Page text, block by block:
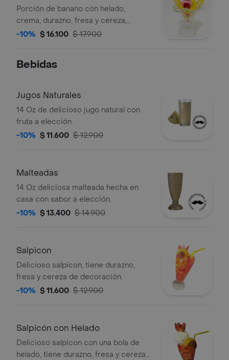
Porción de banano con helado,
crema, durazno, fresa y cereza,
decorado con chispas de colores.
-10% $ 16.100 $ 17.900
Bebidas
Jugos Naturales
14 Oz de delicioso jugo natural con
fruta a elección.
-10% $ 11.600 $ 12.900
Malteadas
14 Oz deliciosa malteada hecha en
casa con sabor a elección.
-10% $ 13.400 $ 14.900
Salpicon
Delicioso salpicon, tiene durazno,
fresa y cereza de decoración.
-10% $ 11.600 $ 12.900
Salpicón con Helado
Delicioso salpicon con una bola de
helado, tiene durazno, fresa y cereza